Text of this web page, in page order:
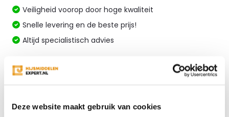
Deze website maakt gebruik van cookies
Veiligheid voorop door hoge kwaliteit
Snelle levering en de beste prijs!
Altijd specialistisch advies
Productomschrijving